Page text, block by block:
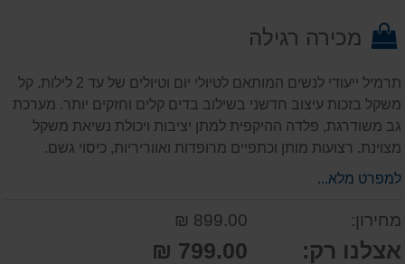
מכירה רגילה
תרמיל ייעודי לנשים המותאם לטיולי יום וטיולים של עד 2 לילות. קל
משקל בזכות עיצוב חדשני בשילוב בדים קלים וחזקים יותר. מערכת
גב משודרגת, פלדה ההיקפית למתן יציבות ויכולת נשיאת משקל
מצוינת. רצועות מותן וכתפיים מרופדות ואווריריות, כיסוי גשם.
למפרט מלא...
מחירון: 899.00 ₪
אצלנו רק: 799.00 ₪